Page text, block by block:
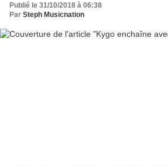
Publié le 31/10/2018 à 06:38
Par Steph Musicnation